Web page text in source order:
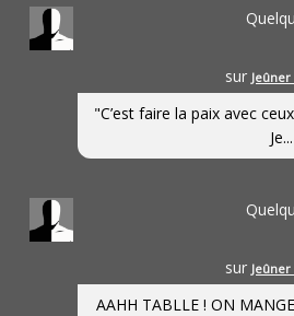
sur
"C’est faire la paix avec
Je...
sur
AAHH TABLLE ! ON